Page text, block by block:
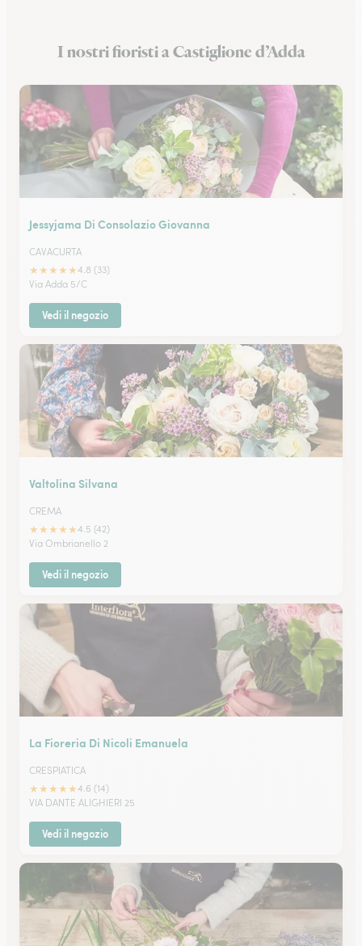
Fioristi a Monza
I nostri fioristi a Castiglione d’Adda
Jessyjama Di Consolazio Giovanna
CAVACURTA
★★★★★4.8 (33)
Via Adda 5/C
Vedi il negozio
Valtolina Silvana
CREMA
★★★★★4.5 (42)
Via Ombrianello 2
Vedi il negozio
La Fioreria Di Nicoli Emanuela
CRESPIATICA
★★★★★4.6 (14)
VIA DANTE ALIGHIERI 25
Vedi il negozio